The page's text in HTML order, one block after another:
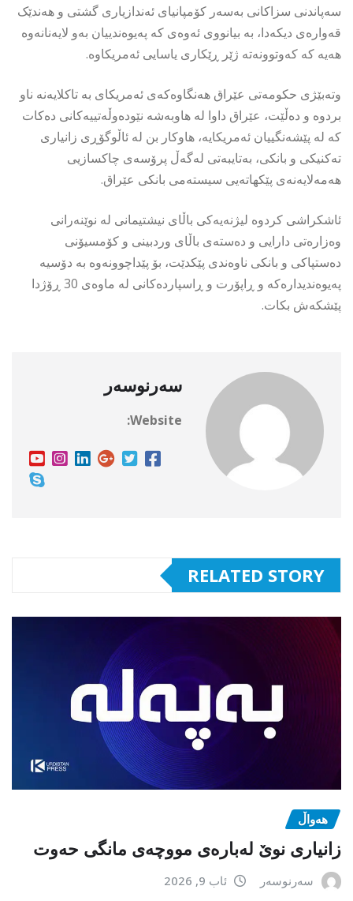
سەپاندنی سزاکانی بەسەر کۆمپانیای ئەندازیاری گشتی و هەندێک
قەوارەی دیکەدا، بە بیانووی ئەوەی کە پەیوەندییان بەو لایەنانەوە
هەیە کە کەوتوونەتە ژێر ڕێکاری یاسایی ئەمریکاوە.
وتەبێژی حکومەتی عێراق هەنگاوەکەی ئەمریکای بە تاکلایەنە ناو
بردوە و دەڵێت، عێراق داوا لە هاوبەشە نێودەوڵەتییەکانی دەکات
کە لە پێشەنگییان ئەمریکایە، هاوکار بن لە ئاڵوگۆڕی زانیاری
تەکنیکی و بانکی، بەتایبەتی لەگەڵ پرۆسەی چاکسازیی
هەمەلایەنەی پێکهاتەیی سیستەمی بانکی عێراق.
ئاشکراشی کردوە لیژنەیەکی باڵای نیشتیمانی لە نوێنەرانی
وەزارەتی دارایی و دەستەی باڵای وردبینی و کۆمسیۆنی
دەستپاکی و بانکی ناوەندی پێکدێت، بۆ پێداچوونەوە بە دۆسیە
پەیوەندیدارەکە و ڕاپۆرت و ڕاسپاردەکانی لە ماوەی 30 ڕۆژدا
پێشکەش بکات.
سەرنوسەر
Website:
RELATED STORY
هەواڵ
زانیاری نوێ لەبارەی مووچەی مانگی حەوت
سەرنوسەر ئاب 9, 2026